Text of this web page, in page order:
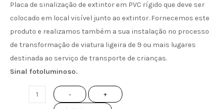
Placa de sinalização de extintor em PVC rígido que deve ser
colocado em local visível junto ao extintor. Fornecemos este
produto e realizamos também a sua instalação no processo
de transformação de viatura ligeira de 9 ou mais lugares
destinada ao serviço de transporte de crianças.
Sinal fotoluminoso.
- +